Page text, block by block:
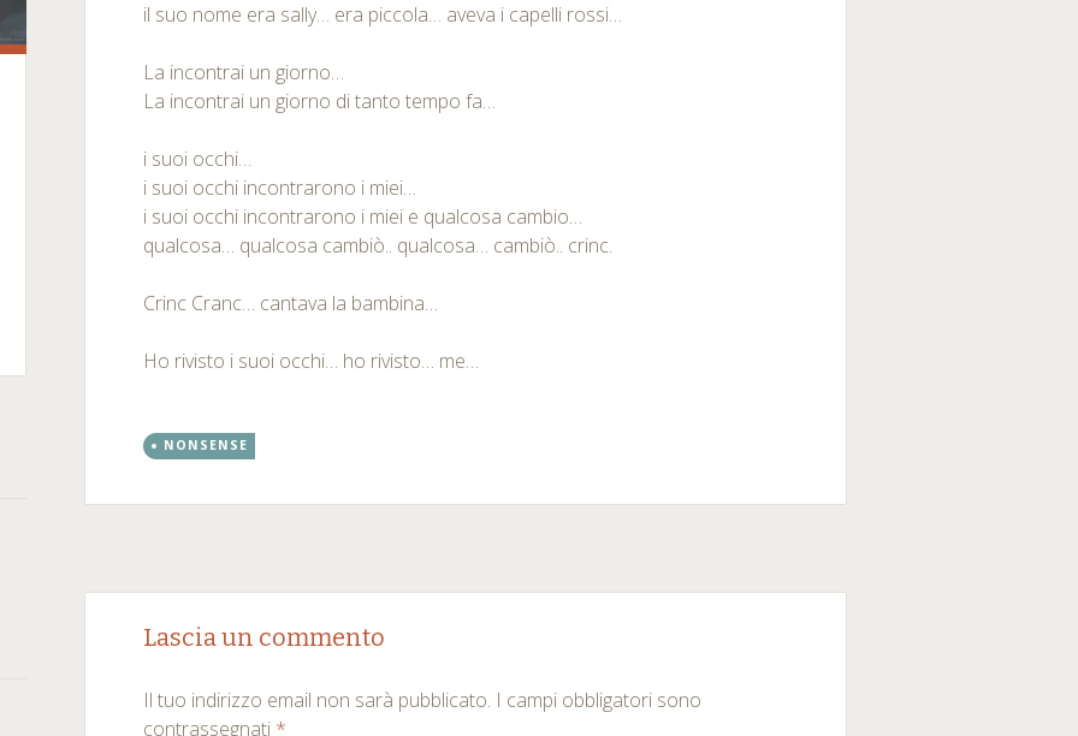
il suo nome era sally… era piccola… aveva i capelli rossi…
La incontrai un giorno…
La incontrai un giorno di tanto tempo fa…
i suoi occhi…
i suoi occhi incontrarono i miei…
i suoi occhi incontrarono i miei e qualcosa cambio…
qualcosa… qualcosa cambiò.. qualcosa… cambiò.. crinc.
Crinc Cranc… cantava la bambina…
Ho rivisto i suoi occhi… ho rivisto… me…
NONSENSE
Post
Lascia un commento
Il tuo indirizzo email non sarà pubblicato. I campi obbligatori sono
contrassegnati *